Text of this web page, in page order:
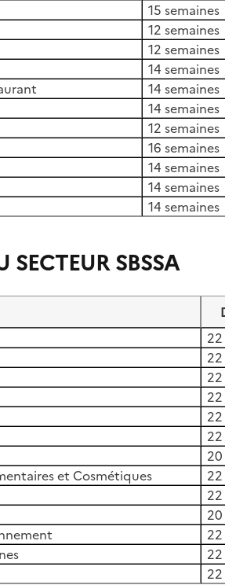
15 semaines
12 semaines
12 semaines
14 semaines
14 semaines
14 semaines
12 semaines
16 semaines
14 semaines
14 semaines
14 semaines
SECTEUR SBSSA
et Cosmétiques